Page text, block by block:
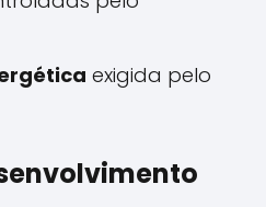
exigida pelo